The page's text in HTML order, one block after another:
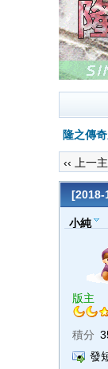
隆之傳
‹‹ 上一
[2018-
小純
版主
積分
發